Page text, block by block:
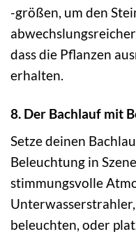
-größen, um den
dass die Pflanzen
erhalten.
8. Der Bachlauf mit
Setze deinen
Beleuchtung in
stimmungsvolle
beleuchten, oder